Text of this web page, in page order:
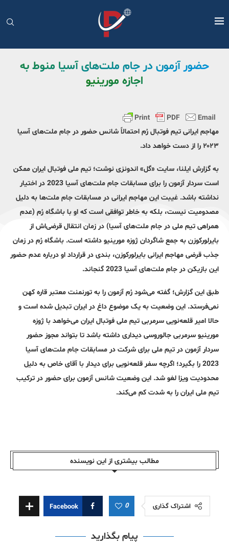
حضور آزمون در جام ملت‌‌های آسیا منوط به
اجازه مورینیو
مهاجم ایرانی تیم فوتبال رُم احتمالاً شانس حضور در جام ملت‌های آسیا
۲۰۲۳ را از دست خواهد داد.
به گزارش ایلنا، سایت «گل» اندونزی نوشت؛ تیم ملی فوتبال ایران ممکن
است سردار آزمون را برای مسابقات جام ملت‌های آسیا 2023 در اختیار
نداشته باشد. غیبت این مهاجم ایرانی در مسابقات جام ملت‌ها به دلیل
مصدومیت نیست، بلکه به خاطر توافقی است که او با باشگاه رُم (عدم
همراهی تیم ملی در جام ملت‌های آسیا) در زمان انتقال قرضی‌اش از
بایرلورکوزن به جمع شاگردان ژوزه مورینیو داشته است. باشگاه رُم در زمان
جذب قرضی مهاجم ایرانی بایرلورکوزن، بندی در قرارداد او درباره عدم حضور
این بازیکن در جام ملت‌های آسیا 2023 گنجاند.
طبق این گزارش؛ گفته می‌شود رُم آزمون را به تورنمنت معتبر قاره کهن
نمی‌فرستد. این وضعیت به یک موضوع داغ در ایران تبدیل شده است و
حالا امیر قلعه‌نویی سرمربی تیم ملی فوتبال ایران می‌خواهد با ژوزه
مورینیو سرمربی جالوروسی دیداری داشته باشد تا بتواند مجوز حضور
سردار آزمون در تیم ملی برای شرکت در مسابقات جام ملت‌های آسیا
2023 را بگیرد؛ اگرچه سفر قلعه‌نویی برای دیدار با آقای خاص به دلیل
محدودیت ویزا لغو شد. این وضعیت شانس آزمون برای حضور در ترکیب
تیم ملی ایران را به شدت کم می‌کند.
مطالب بیشتری از این نویسندە
اشتراک گذاری 0
Facebook
پیام بگذارید